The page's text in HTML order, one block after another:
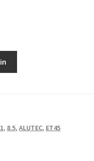
, 8.5,ALUTEC, ET45